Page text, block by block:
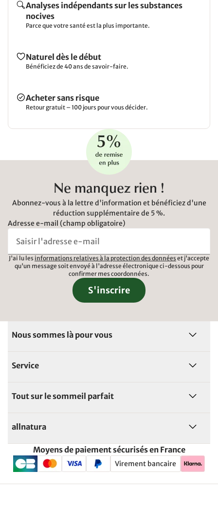
Analyses indépendants sur les substances
nocives
Parce que votre santé est la plus importante.
Naturel dès le début
Bénéficiez de 40 ans de savoir-faire.
Acheter sans risque
Retour gratuit – 100 jours pour vous décider.
Ne manquez rien !
Abonnez-vous à la lettre d'information et bénéficiez d'une
réduction supplémentaire de 5 %.
Adresse e-mail (champ obligatoire)
J'ai lu les informations relatives à la protection des données et j'accepte
qu'un message soit envoyé à l'adresse électronique ci-dessous pour
confirmer mes coordonnées.
S'inscrire
Nous sommes là pour vous
Service
Tout sur le sommeil parfait
allnatura
Moyens de paiement sécurisés en France
Virement bancaire